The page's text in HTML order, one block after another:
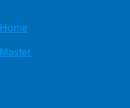
Home
Master